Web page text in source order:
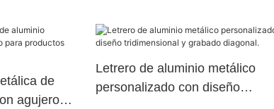
de
agujero
Letrero de aluminio metálico
personalizado con diseño